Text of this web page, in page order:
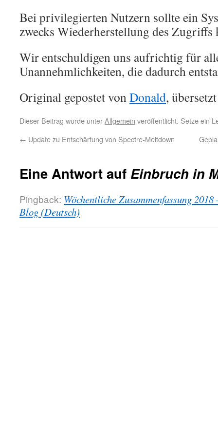
Bei privilegierten Nutzern sollte ein
zwecks Wiederherstellung des
Wir entschuldigen uns aufrichtig für
Unannehmlichkeiten, die dadurch
Original gepostet vonDonald,
Dieser Beitrag wurde unterAllgemein veröffentlicht. Setze ein
← Update zu Entschärfung von Spectre-Meltdown
Eine Antwort auf Einbruch in
Pingback: Wöchentliche Zusammenfassung
Blog (Deutsch)